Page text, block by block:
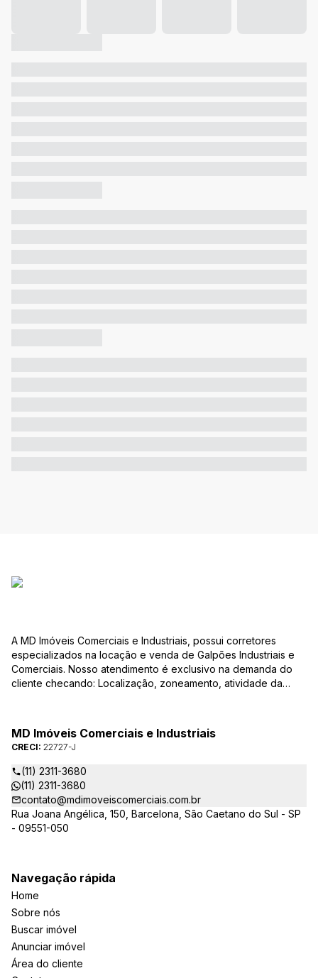
A MD Imóveis Comerciais e Industriais, possui corretores
especializados na locação e venda de Galpões Industriais e
Comerciais. Nosso atendimento é exclusivo na demanda do
cliente checando: Localização, zoneamento, atividade da
atender de verdade a sua necessidade!
MD Imóveis Comerciais e Industriais
CRECI: 22727-J
(11) 2311-3680
(11) 2311-3680
contato@mdimoveiscomerciais.com.br
Rua Joana Angélica, 150, Barcelona, São Caetano do Sul - SP
- 09551-050
Navegação rápida
Home
Sobre nós
Buscar imóvel
Anunciar imóvel
Área do cliente